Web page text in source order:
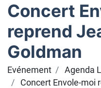
Concert
reprend
Goldman
Evénement
Agenda
Concert Envole-moi